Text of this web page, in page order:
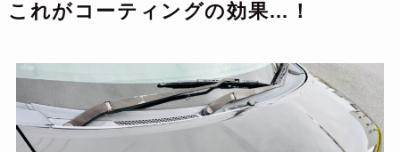
これがコーティングの効果…！